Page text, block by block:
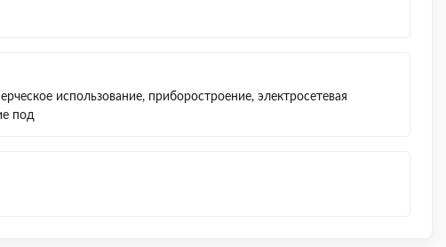
использование, приборостроение, электросетевая
под